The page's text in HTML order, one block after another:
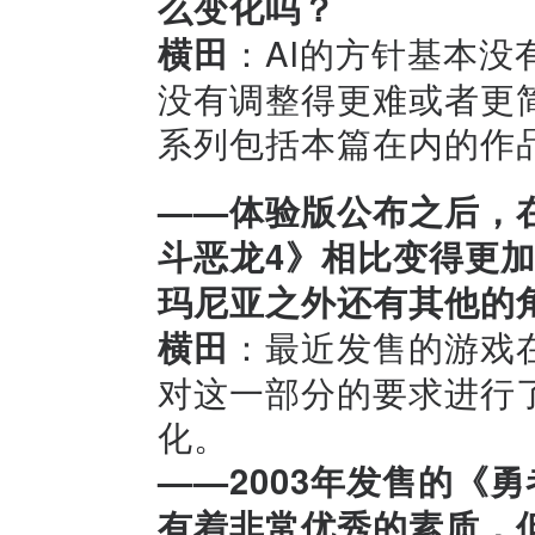
横田 ：AI的方针基本
没有调整得更难或者更
系列包括本篇在内的作
——体验版公布之后，
斗恶龙4》相比变得更
玛尼亚之外还有其他的
横田 ：最近发售的游
对这一部分的要求进行
化。
——2003年发售的《勇
有着非常优秀的素质，